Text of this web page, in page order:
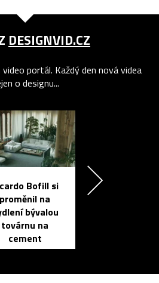
DESIGNVID.CZ
portál. Každý den nová videa
o designu...
Bofill si
proměnil na
bývalou
továrnu na
cement